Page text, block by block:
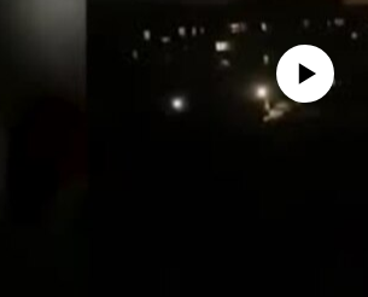
No media source